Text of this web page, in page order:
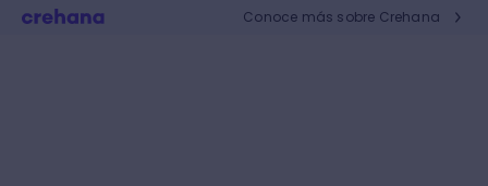
Conoce más sobre Crehana